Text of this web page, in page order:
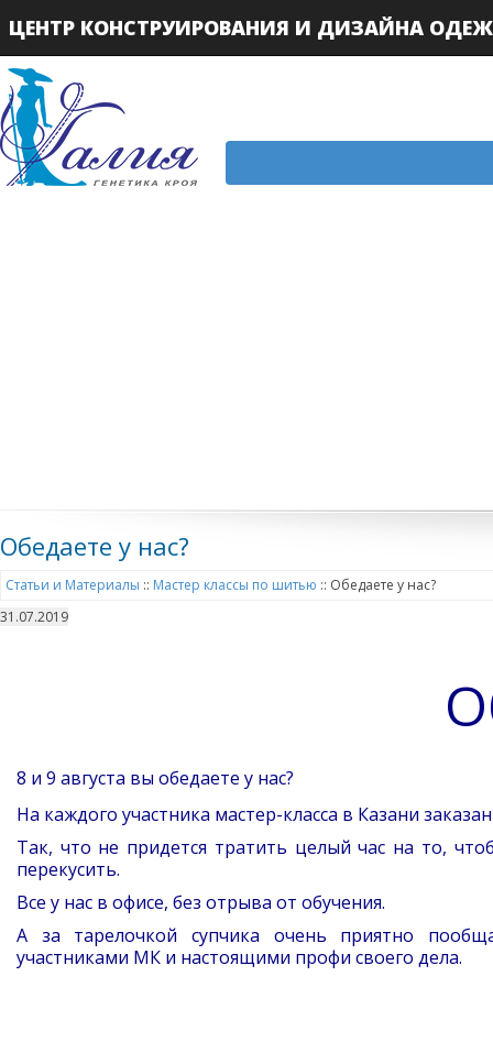
ЦЕНТР КОНСТРУИРОВАНИЯ И ДИЗАЙНА
Обедаете у нас?
Статьи и Материалы :: Мастер классы по шитью :: Обедаете у нас?
31.07.2019
8 и 9 августа вы обедаете у нас?
На каждого участника мастер-класса в Казани
Так, что не придется тратить целый час на то,
перекусить.
Все у нас в офисе, без отрыва от обучения.
А за тарелочкой супчика очень приятно
участниками МК и настоящими профи своего дела.